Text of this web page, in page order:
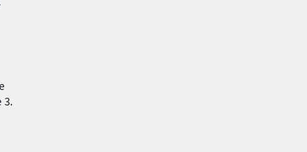
3.